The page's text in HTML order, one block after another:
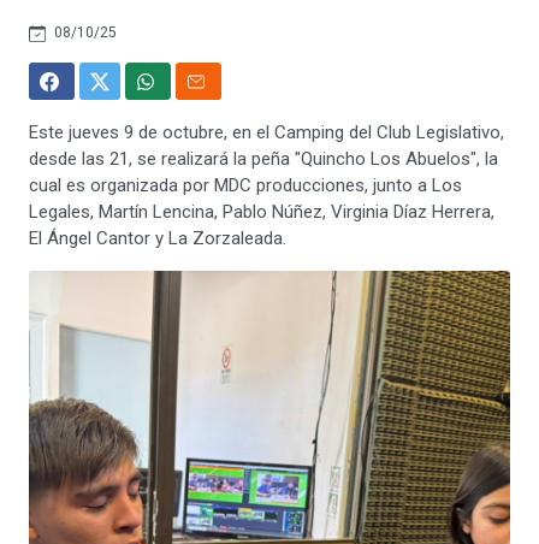
08/10/25
Este jueves 9 de octubre, en el Camping del Club Legislativo,
desde las 21, se realizará la peña "Quincho Los Abuelos", la
cual es organizada por MDC producciones, junto a Los
Legales, Martín Lencina, Pablo Núñez, Virginia Díaz Herrera,
El Ángel Cantor y La Zorzaleada.